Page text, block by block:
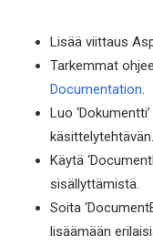
Lisää viittaus
Tarkemmat
Documentation.
Luo
käsittelytehtävän.
Käytä
sisällyttämistä.
Soita
lisäämään